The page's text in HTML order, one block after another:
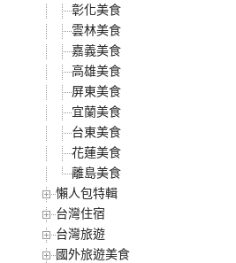
彰化美食
雲林美食
嘉義美食
高雄美食
屏東美食
宜蘭美食
台東美食
花蓮美食
離島美食
懶人包特輯
台灣住宿
台灣旅遊
國外旅遊美食